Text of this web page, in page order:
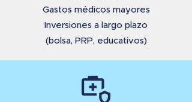
Gastos médicos mayores
Inversiones a largo plazo
(bolsa, PRP, educativos)